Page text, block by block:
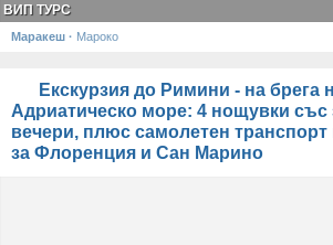
ВИП ТУРС
Маракеш · Мароко
Екскурзия до Римини - на брега
Адриатическо море: 4 нощувки със
вечери, плюс самолетен
за Флоренция и Сан Марино